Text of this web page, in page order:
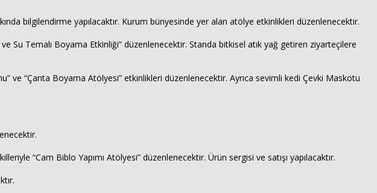
bilgilendirme yapılacaktır. Kurum bünyesinde yer alan atölye etkinlikleri düzenlenecektir.
Su Temalı Boyama Etkinliği” düzenlenecektir. Standa bitkisel atık yağ getiren ziyarteçilere
ve “Çanta Boyama Atölyesi” etkinlikleri düzenlenecektir. Ayrıca sevimli kedi Çevki Maskotu
“Cam Biblo Yapımı Atölyesi” düzenlenecektir. Ürün sergisi ve satışı yapılacaktır.